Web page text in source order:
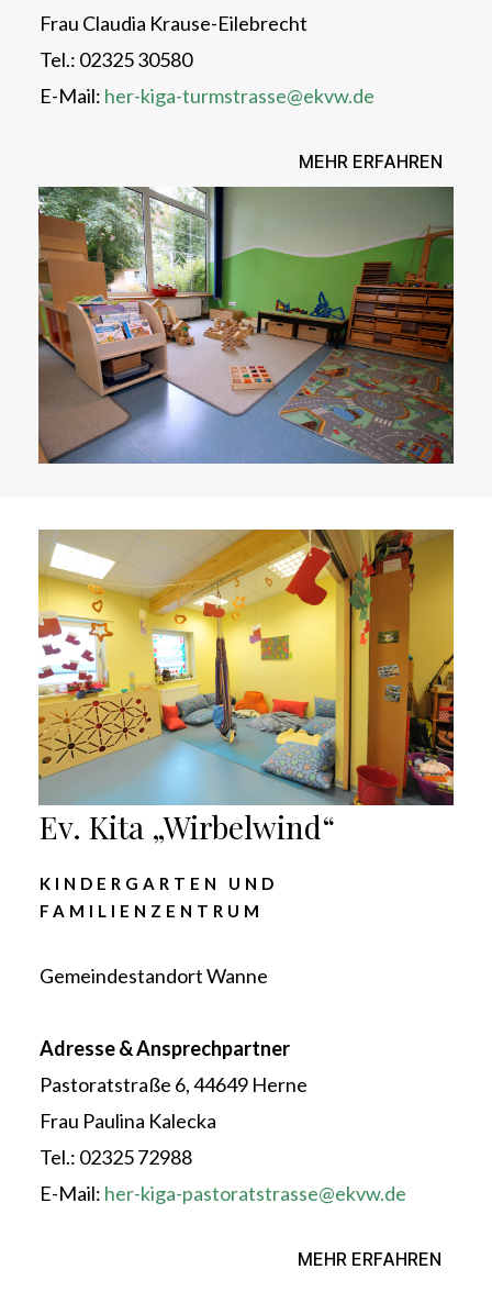
Frau Claudia Krause-Eilebrecht
Tel.: 02325 30580
E-Mail: her-kiga-turmstrasse@ekvw.de
MEHR ERFAHREN
Ev. Kita „Wirbelwind“
KINDERGARTEN UND
FAMILIENZENTRUM
Gemeindestandort Wanne
Adresse & Ansprechpartner
Pastoratstraße 6, 44649 Herne
Frau Paulina Kalecka
Tel.: 02325 72988
E-Mail: her-kiga-pastoratstrasse@ekvw.de
MEHR ERFAHREN